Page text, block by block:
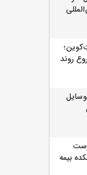
روند
وسایل
بیمه